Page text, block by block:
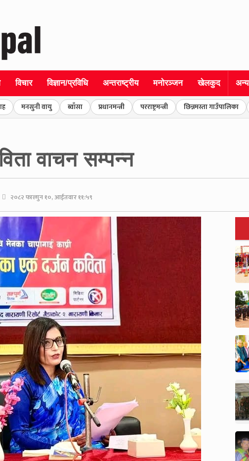
विचार विज्ञान/प्रविधि अन्तराष्ट्रीय मनोरञ्जन खेलकुद अन्य
मनसुनी वायु ब्वाँसा प्रधानमन्त्री परराष्ट्रमन्त्री छिन्नमस्ता गाउँपालिका
वाचन सम्पन्न
२०८२ फाल्गुन १०, आईतवार ११:५९